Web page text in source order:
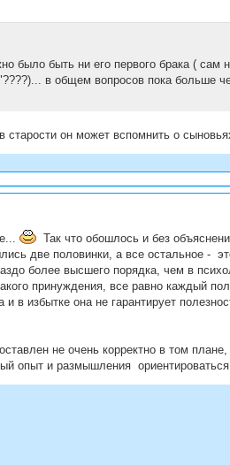
быть ни его первого брака ( сам
в общем вопросов пока больше
старости он может вспомнить о
Так что обошлось и без
две половинки, а все остальное -
более высшего порядка, чем в
принуждения, все равно каждый
и в избытке она не гарантирует
не очень корректно в том
опыт и размышления